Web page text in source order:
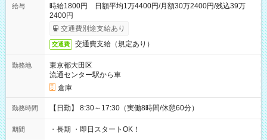
給与
時給1800円 日額平均1万4400円/月額30万2400円/残込39万
2400円
交通費別途支給あり
交通費 交通費支給（規定あり）
勤務地
東京都大田区
流通センター駅から車
倉庫
勤務時間 【日勤】 8:30～17:30（実働8時間/休憩60分）
期間 ・長期 ・即日スタートOK！